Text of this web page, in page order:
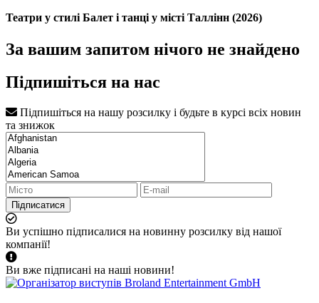
Театри у стилі Балет і танці у місті Таллінн (2026)
За вашим запитом нічого не знайдено
Підпишіться на нас
Підпишіться на нашу розсилку і будьте в курсі всіх новин
та знижок
Підписатися
Ви успішно підписалися на новинну розсилку від нашої
компанії!
Ви вже підписані на наші новини!